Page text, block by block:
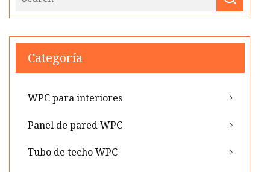
Categoría
WPC para interiores
Panel de pared WPC
Tubo de techo WPC